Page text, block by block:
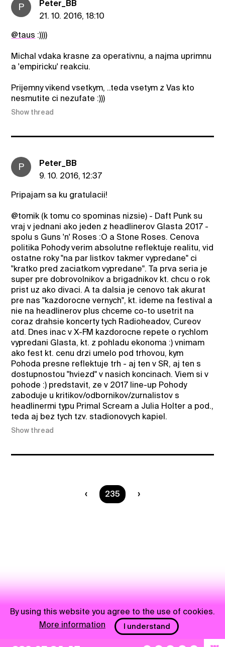
P
Peter_BB
21. 10. 2016, 18:10
@taus :))))
Michal vdaka krasne za operativnu, a najma uprimnu
a 'empiricku' reakciu.
Prijemny vikend vsetkym, ..teda vsetym z Vas kto
nesmutite ci nezufate :)))
Show thread
P
Peter_BB
9. 10. 2016, 12:37
Pripajam sa ku gratulacii!
@tomik (k tomu co spominas nizsie) - Daft Punk su
vraj v jednani ako jeden z headlinerov Glasta 2017 -
spolu s Guns 'n' Roses :O a Stone Roses. Cenova
politika Pohody verim absolutne reflektuje realitu, vid
ostatne roky "na par listkov takmer vypredane" ci
"kratko pred zaciatkom vypredane". Ta prva seria je
super pre dobrovolnikov a brigadnikov kt. chcu o rok
prist uz ako divaci. A ta dalsia je cenovo tak akurat
pre nas "kazdorocne vernych", kt. ideme na festival a
nie na headlinerov plus chceme co-to usetrit na
coraz drahsie koncerty tych Radioheadov, Cureov
atd. Dnes inac v X-FM kazdorocne repete o rychlom
vypredani Glasta, kt. z pohladu ekonoma :) vnimam
ako fest kt. cenu drzi umelo pod trhovou, kym
Pohoda presne reflektuje trh - aj ten v SR, aj ten s
dostupnostou "hviezd" v nasich koncinach. Viem si v
pohode :) predstavit, ze v 2017 line-up Pohody
zaboduje u kritikov/odbornikov/zurnalistov s
headlinermi typu Primal Scream a Julia Holter a pod.,
teda aj bez tych tzv. stadionovych kapiel.
Show thread
You are on page
235
By using this website you agree to the use of cookies.
More information
I understand